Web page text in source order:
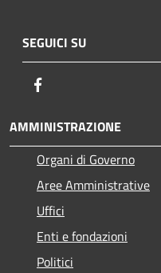
SEGUICI SU
AMMINISTRAZIONE
Organi di Governo
Aree Amministrative
Uffici
Enti e fondazioni
Politici